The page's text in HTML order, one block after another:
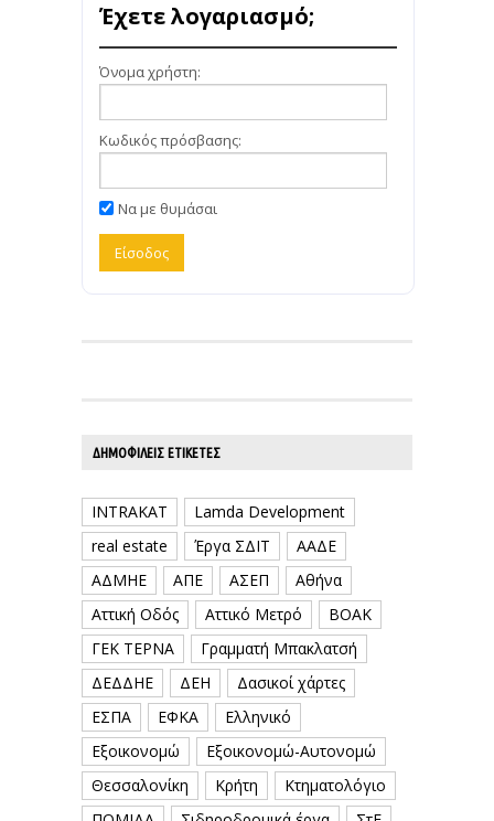
Έχετε λογαριασμό;
Όνομα χρήστη:
Κωδικός πρόσβασης:
Να με θυμάσαι
ΔΗΜΟΦΙΛΕΊΣ ΕΤΙΚΈΤΕΣ
INTRAKAT
Lamda Development
real estate
Έργα ΣΔΙΤ
ΑΑΔΕ
ΑΔΜΗΕ
ΑΠΕ ΑΣΕΠ
Αθήνα
Αττική Οδός
Αττικό Μετρό
ΒΟΑΚ
ΓΕΚ ΤΕΡΝΑ
Γραμματή Μπακλατσή
ΔΕΔΔΗΕ
ΔΕΗ
Δασικοί χάρτες
ΕΣΠΑ
ΕΦΚΑ
Ελληνικό
Εξοικονομώ
Εξοικονομώ-Αυτονομώ
Θεσσαλονίκη
Κρήτη
Κτηματολόγιο